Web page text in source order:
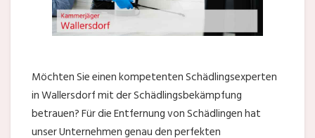
Möchten Sie einen kompetenten Schädlingsexperten
in Wallersdorf mit der Schädlingsbekämpfung
betrauen? Für die Entfernung von Schädlingen hat
unser Unternehmen genau den perfekten